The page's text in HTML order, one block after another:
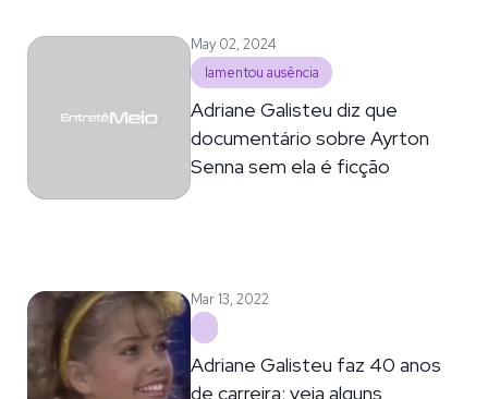
May 02, 2024
lamentou ausência
Adriane Galisteu diz que
documentário sobre Ayrton
Senna sem ela é ficção
Mar 13, 2022
Adriane Galisteu faz 40 anos
de carreira; veja alguns